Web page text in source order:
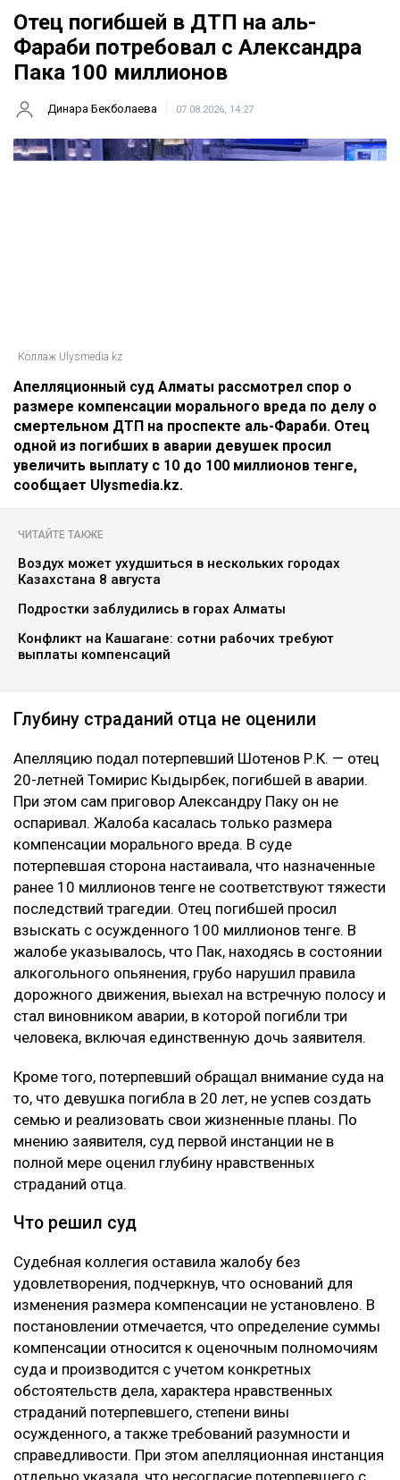
Отец погибшей в ДТП на аль-
Фараби потребовал с Александра
Пака 100 миллионов
Динара Бекболаева 07.08.2026, 14:27
Коллаж Ulysmedia.kz
Апелляционный суд Алматы рассмотрел спор о
размере компенсации морального вреда по делу о
смертельном ДТП на проспекте аль-Фараби. Отец
одной из погибших в аварии девушек просил
увеличить выплату с 10 до 100 миллионов тенге,
сообщает Ulysmedia.kz.
ЧИТАЙТЕ ТАКЖЕ
Воздух может ухудшиться в нескольких городах
Казахстана 8 августа
Подростки заблудились в горах Алматы
Конфликт на Кашагане: сотни рабочих требуют
выплаты компенсаций
Глубину страданий отца не оценили
Апелляцию подал потерпевший Шотенов Р.К. — отец
20-летней Томирис Кыдырбек, погибшей в аварии.
При этом сам приговор Александру Паку он не
оспаривал. Жалоба касалась только размера
компенсации морального вреда. В суде
потерпевшая сторона настаивала, что назначенные
ранее 10 миллионов тенге не соответствуют тяжести
последствий трагедии. Отец погибшей просил
взыскать с осужденного 100 миллионов тенге. В
жалобе указывалось, что Пак, находясь в состоянии
алкогольного опьянения, грубо нарушил правила
дорожного движения, выехал на встречную полосу и
стал виновником аварии, в которой погибли три
человека, включая единственную дочь заявителя.
Кроме того, потерпевший обращал внимание суда на
то, что девушка погибла в 20 лет, не успев создать
семью и реализовать свои жизненные планы. По
мнению заявителя, суд первой инстанции не в
полной мере оценил глубину нравственных
страданий отца.
Что решил суд
Судебная коллегия оставила жалобу без
удовлетворения, подчеркнув, что оснований для
изменения размера компенсации не установлено. В
постановлении отмечается, что определение суммы
компенсации относится к оценочным полномочиям
суда и производится с учетом конкретных
обстоятельств дела, характера нравственных
страданий потерпевшего, степени вины
осужденного, а также требований разумности и
справедливости. При этом апелляционная инстанция